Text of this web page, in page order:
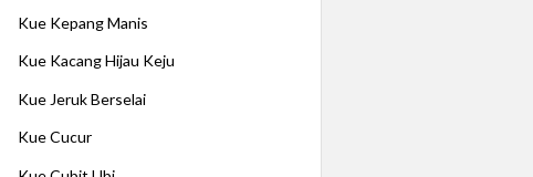
Kue Kepang Manis
Kue Kacang Hijau Keju
Kue Jeruk Berselai
Kue Cucur